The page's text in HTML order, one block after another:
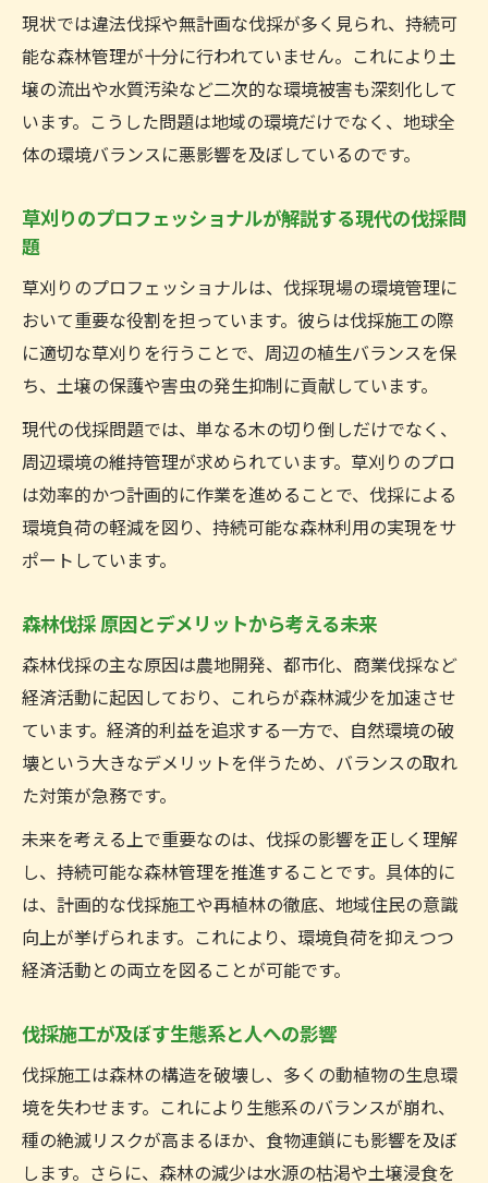
現状では違法伐採や無計画な伐採が多く見られ、持続可
能な森林管理が十分に行われていません。これにより土
壌の流出や水質汚染など二次的な環境被害も深刻化して
います。こうした問題は地域の環境だけでなく、地球全
体の環境バランスに悪影響を及ぼしているのです。
草刈りのプロフェッショナルが解説する現代の伐採問
題
草刈りのプロフェッショナルは、伐採現場の環境管理に
おいて重要な役割を担っています。彼らは伐採施工の際
に適切な草刈りを行うことで、周辺の植生バランスを保
ち、土壌の保護や害虫の発生抑制に貢献しています。
現代の伐採問題では、単なる木の切り倒しだけでなく、
周辺環境の維持管理が求められています。草刈りのプロ
は効率的かつ計画的に作業を進めることで、伐採による
環境負荷の軽減を図り、持続可能な森林利用の実現をサ
ポートしています。
森林伐採 原因とデメリットから考える未来
森林伐採の主な原因は農地開発、都市化、商業伐採など
経済活動に起因しており、これらが森林減少を加速させ
ています。経済的利益を追求する一方で、自然環境の破
壊という大きなデメリットを伴うため、バランスの取れ
た対策が急務です。
未来を考える上で重要なのは、伐採の影響を正しく理解
し、持続可能な森林管理を推進することです。具体的に
は、計画的な伐採施工や再植林の徹底、地域住民の意識
向上が挙げられます。これにより、環境負荷を抑えつつ
経済活動との両立を図ることが可能です。
伐採施工が及ぼす生態系と人への影響
伐採施工は森林の構造を破壊し、多くの動植物の生息環
境を失わせます。これにより生態系のバランスが崩れ、
種の絶滅リスクが高まるほか、食物連鎖にも影響を及ぼ
します。さらに、森林の減少は水源の枯渇や土壌浸食を